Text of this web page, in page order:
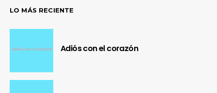
LO MÁS RECIENTE
Adiós con el corazón